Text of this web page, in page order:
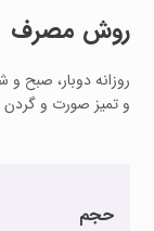
روش مصرف
و تمیز صورت و گردن
حجم